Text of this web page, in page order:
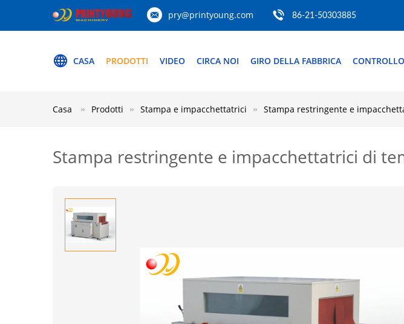
pry@printyoung.com 86-21-50303885
CASA PRODOTTI VIDEO CIRCA NOI GIRO DELLA FABBRICA
Casa Prodotti Stampa e impacchettatrici Stampa restringente e
Stampa restringente e impacchettatrici di